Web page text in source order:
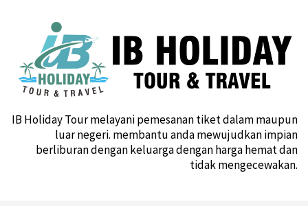
IB Holiday Tour melayani pemesanan tiket dalam maupun
luar negeri. membantu anda mewujudkan impian
berliburan dengan keluarga dengan harga hemat dan
tidak mengecewakan.